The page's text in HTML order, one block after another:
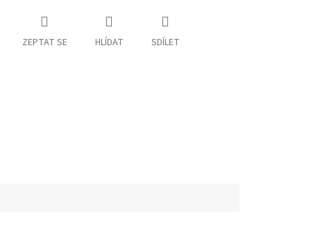
ZEPTAT SE HLÍDAT SDÍLET